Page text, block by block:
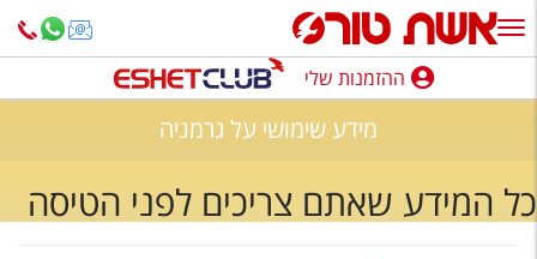
ההזמנות שלי
חופשה לפי סגנון
ההזמנות שלי
מידע שימושי על גרמניה
כל המידע שאתם צריכים לפני הטיסה